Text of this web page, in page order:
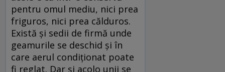
pentru omul mediu, nici prea
friguros, nici prea călduros.
Există și sedii de firmă unde
geamurile se deschid și în
care aerul condiționat poate
fi reglat. Dar și acolo unii se